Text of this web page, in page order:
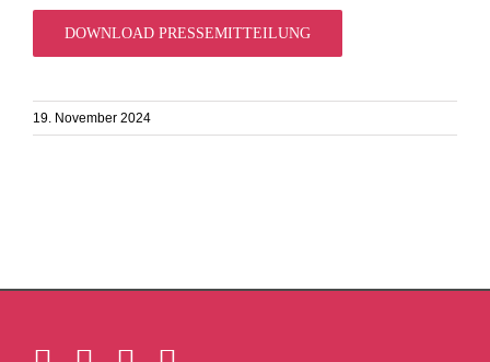
DOWNLOAD PRESSEMITTEILUNG
19. November 2024